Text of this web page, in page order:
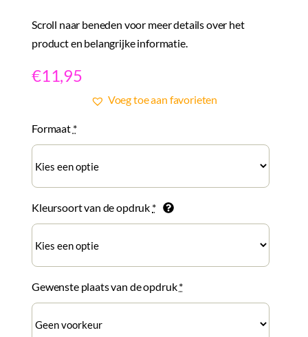
Scroll naar beneden voor meer details over het
product en belangrijke informatie.
€11,95
Voeg toe aan favorieten
Formaat *
Kleursoort van de opdruk *
Gewenste plaats van de opdruk*